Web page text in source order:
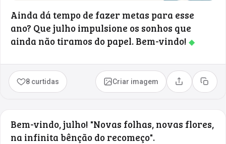
Ainda dá tempo de fazer metas para esse
ano? Que julho impulsione os sonhos que
ainda não tiramos do papel. Bem-vindo! ◆
8 curtidas Criar imagem Compartilhar
Copiar
Bem-vindo, julho! "Novas folhas, novas flores,
na infinita bênção do recomeço".